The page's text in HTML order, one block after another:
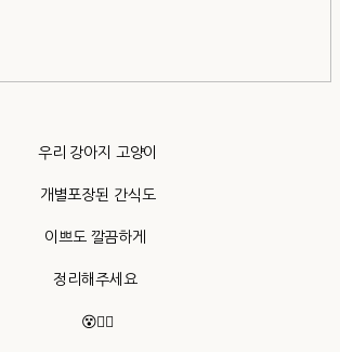
우리 강아지 고양이
개별포장된 간식도
이쁘도 깔끔하게
정리해주세요
😵👍🏻